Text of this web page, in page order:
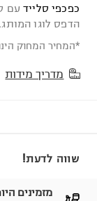
כפכפי סליידעם
הדפס לוגו המותג.
*המחיר המחוק
מדריך מידות
שווה לדעת!
מזמינים